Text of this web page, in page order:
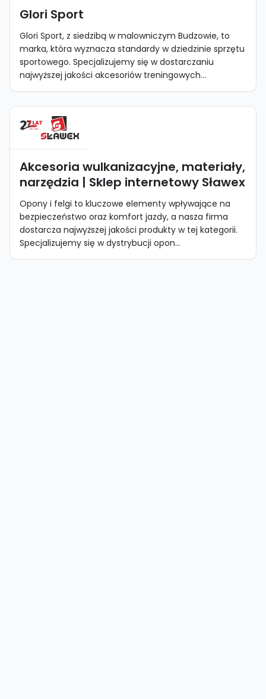
Glori Sport
Glori Sport, z siedzibą w malowniczym Budzowie, to
marka, która wyznacza standardy w dziedzinie sprzętu
sportowego. Specjalizujemy się w dostarczaniu
najwyższej jakości akcesoriów treningowych...
Akcesoria wulkanizacyjne, materiały,
narzędzia | Sklep internetowy Sławex
Opony i felgi to kluczowe elementy wpływające na
bezpieczeństwo oraz komfort jazdy, a nasza firma
dostarcza najwyższej jakości produkty w tej kategorii.
Specjalizujemy się w dystrybucji opon...